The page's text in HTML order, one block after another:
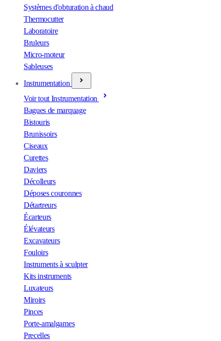
Systèmes d'obturation à chaud
Thermocutter
Laboratoire
Bruleurs
Micro-moteur
Sableuses
Instrumentation
Voir tout Instrumentation
Bagues de marquage
Bistouris
Brunissoirs
Ciseaux
Curettes
Daviers
Décolleurs
Déposes couronnes
Détartreurs
Écarteurs
Élévateurs
Excavateurs
Fouloirs
Instruments à sculpter
Kits instruments
Luxateurs
Miroirs
Pinces
Porte-amalgames
Precelles